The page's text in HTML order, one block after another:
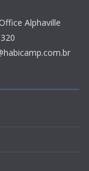
Alphaville